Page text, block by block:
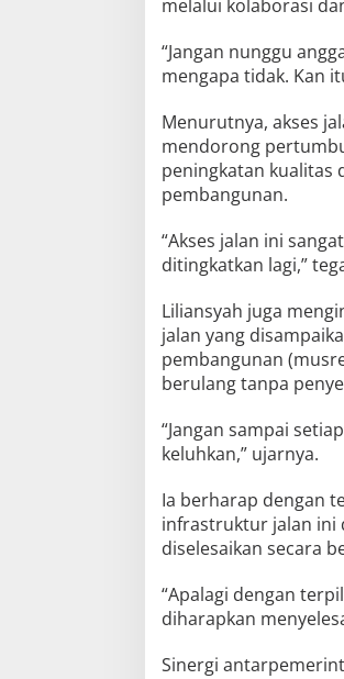
melalui kolaborasi
“Jangan nunggu
mengapa tidak. Kan
Menurutnya, akses
mendorong
peningkatan kualitas
pembangunan.
“Akses jalan ini
ditingkatkan lagi,”
Liliansyah juga
jalan yang
pembangunan
berulang tanpa
“Jangan sampai
keluhkan,” ujarnya.
Ia berharap dengan
infrastruktur jalan ini
diselesaikan secara
“Apalagi dengan
diharapkan
Sinergi